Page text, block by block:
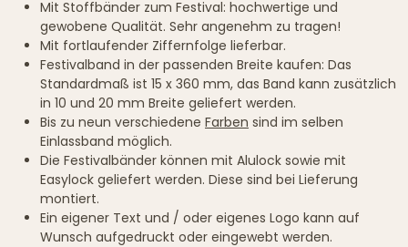
Mit Stoffbänder zum Festival: hochwertige und
gewobene Qualität. Sehr angenehm zu tragen!
Mit fortlaufender Ziffernfolge lieferbar.
Festivalband in der passenden Breite kaufen: Das
Standardmaß ist 15 x 360 mm, das Band kann zusätzlich
in 10 und 20 mm Breite geliefert werden.
Bis zu neun verschiedene Farben sind im selben
Einlassband möglich.
Die Festivalbänder können mit Alulock sowie mit
Easylock geliefert werden. Diese sind bei Lieferung
montiert.
Ein eigener Text und / oder eigenes Logo kann auf
Wunsch aufgedruckt oder eingewebt werden.